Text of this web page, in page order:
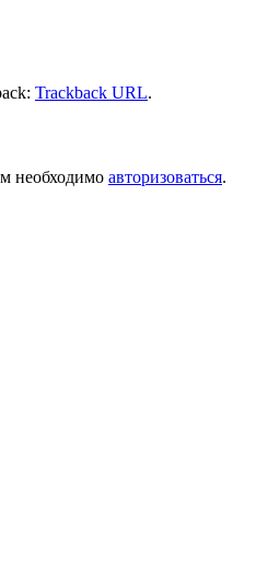
Trackback URL.
необходимо авторизоваться.